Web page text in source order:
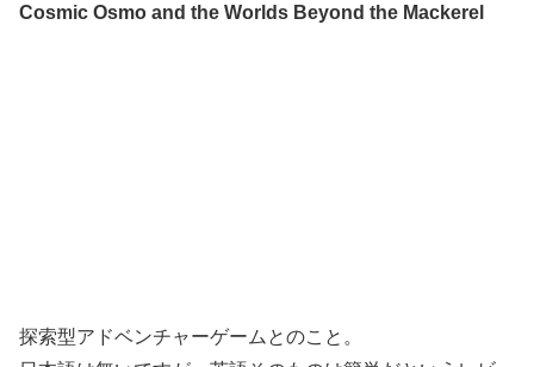
Cosmic Osmo and the Worlds Beyond the Mackerel
探索型アドベンチャーゲームとのこと。